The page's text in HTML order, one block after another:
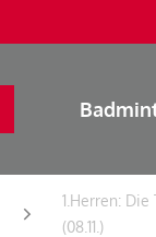
1.Herren:
(08.11.)